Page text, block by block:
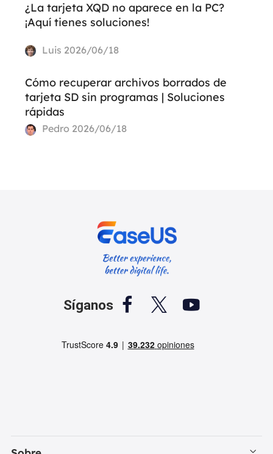
¿La tarjeta XQD no aparece en la PC?
¡Aquí tienes soluciones!
Luis 2026/06/18
Cómo recuperar archivos borrados de
tarjeta SD sin programas | Soluciones
rápidas
Pedro 2026/06/18
Síganos   